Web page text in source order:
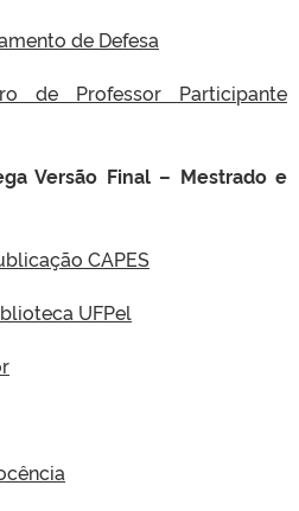
de Defesa
de Professor Participante
Versão Final – Mestrado e
CAPES
UFPel